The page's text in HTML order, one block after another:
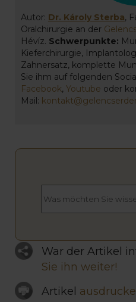
Autor: Dr. Károly Sterba,
Oralchirurgie an der
Hévíz. Schwerpunkte:
Kieferchirurgie,
Zahnersatz, komplette
Sie ihm auf folgenden
Facebook, Youtube oder
Mail:
War der Artikel
Sie ihn weiter!
Artikel